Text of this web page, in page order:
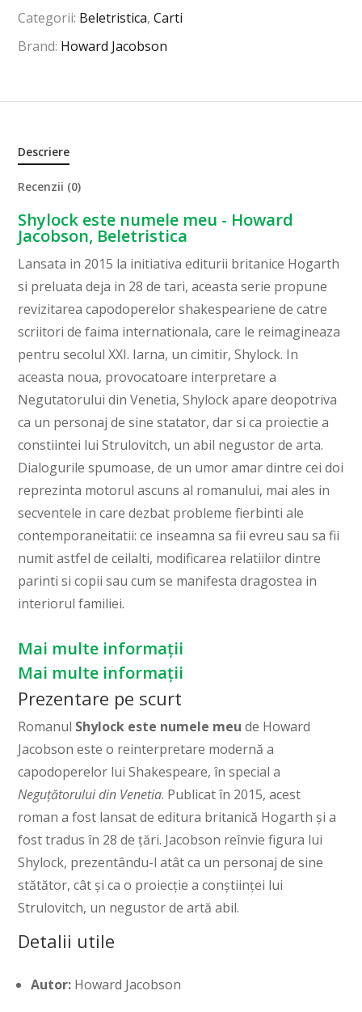
Categorii: Beletristica,Carti
Brand: Howard Jacobson
Descriere
Recenzii (0)
Shylock este numele meu - Howard
Jacobson, Beletristica
Lansata in 2015 la initiativa editurii britanice Hogarth
si preluata deja in 28 de tari, aceasta serie propune
revizitarea capodoperelor shakespeariene de catre
scriitori de faima internationala, care le reimagineaza
pentru secolul XXI. Iarna, un cimitir, Shylock. In
aceasta noua, provocatoare interpretare a
Negutatorului din Venetia, Shylock apare deopotriva
ca un personaj de sine statator, dar si ca proiectie a
constiintei lui Strulovitch, un abil negustor de arta.
Dialogurile spumoase, de un umor amar dintre cei doi
reprezinta motorul ascuns al romanului, mai ales in
secventele in care dezbat probleme fierbinti ale
contemporaneitatii: ce inseamna sa fii evreu sau sa fii
numit astfel de ceilalti, modificarea relatiilor dintre
parinti si copii sau cum se manifesta dragostea in
interiorul familiei.
Mai multe informații
Mai multe informații
Prezentare pe scurt
Romanul Shylock este numele meu de Howard
Jacobson este o reinterpretare modernă a
capodoperelor lui Shakespeare, în special a
Neguțătorului din Venetia. Publicat în 2015, acest
roman a fost lansat de editura britanică Hogarth și a
fost tradus în 28 de țări. Jacobson reînvie figura lui
Shylock, prezentându-l atât ca un personaj de sine
stătător, cât și ca o proiecție a conștiinței lui
Strulovitch, un negustor de artă abil.
Detalii utile
Autor: Howard Jacobson